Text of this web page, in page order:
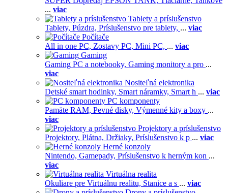
... viac
Tablety a príslušenstvo
Tablety, Púzdra, Príslušenstvo pre tablety, ... viac
Počítače
All in one PC, Zostavy PC, Mini PC, ... viac
Gaming
Gaming PC a notebooky, Gaming monitory a pro ...
viac
Nositeľná elektronika
Detské smart hodinky, Smart náramky, Smart h ... viac
PC komponenty
Pamäte RAM, Pevné disky, Výmenné kity a boxy ...
viac
Projektory a príslušenstvo
Projektory, Plátna, Držiaky, Príslušenstvo k p ... viac
Herné konzoly
Nintendo, Gamepady, Príslušenstvo k herným kon ...
viac
Virtuálna realita
Okuliare pre Virtuálnu realitu, Stanice a s ... viac